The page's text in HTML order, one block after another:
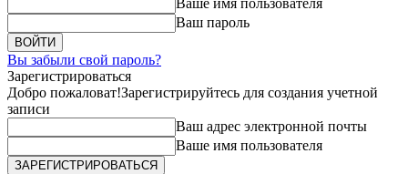
Ваше имя пользователя
Ваш пароль
Вы забыли свой пароль?
Зарегистрироваться
Добро пожаловат!Зарегистрируйтесь для создания учетной
записи
Ваш адрес электронной почты
Ваше имя пользователя